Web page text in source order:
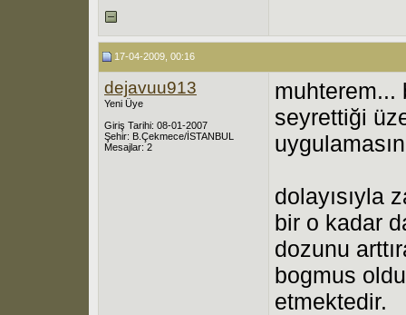
17-04-2009, 00:16
dejavuu913
Yeni Üye
Giriş Tarihi: 08-01-2007
Şehir: B.Çekmece/İSTANBUL
Mesajlar: 2
muhterem...
seyrettiği
dolayısıyla
bir o kadar
dozunu
bogmus
etmektedir.